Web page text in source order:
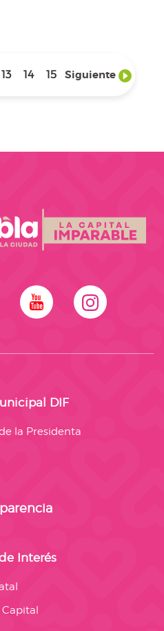
13 14 15 Siguiente
DIF
la Presidenta
Interés